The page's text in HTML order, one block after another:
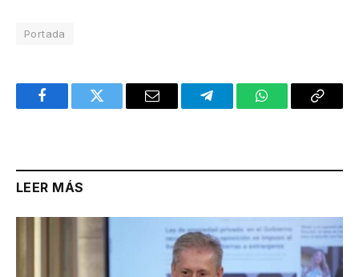
Portada
FacebookTwitter Email TelegramWhatsAppCopy
LEER MÁS